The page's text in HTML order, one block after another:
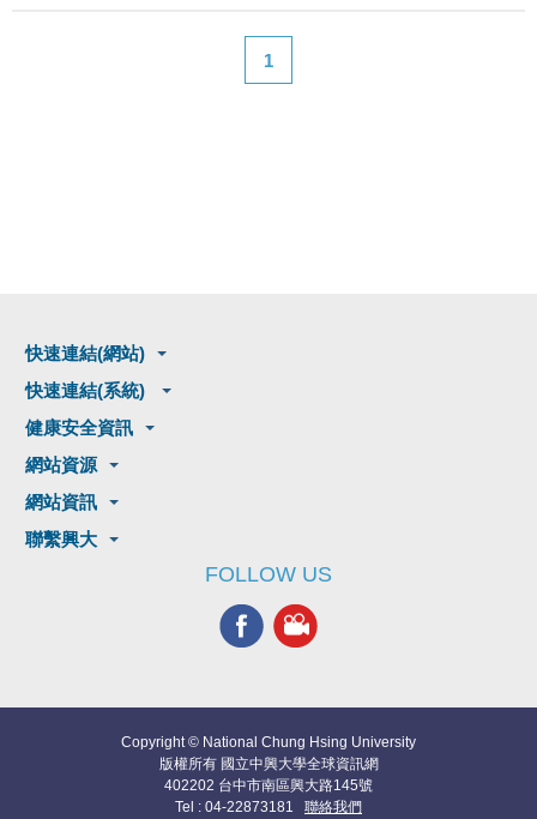
1
快速連結(網站)
快速連結(系統)
健康安全資訊
網站資源
網站資訊
聯繫興大
FOLLOW US
Copyright © National Chung Hsing University
版權所有 國立中興大學全球資訊網
402202 台中市南區興大路145號
Tel : 04-22873181 聯絡我們